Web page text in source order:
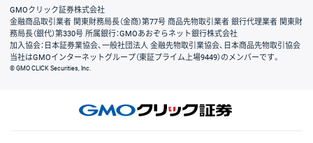
GMOクリック証券株式会社
金融商品取引業者 関東財務局長（金商）第77号 商品先物取引業者 銀行代理業者 関東財
務局長（銀代）第330号 所属銀行：GMOあおぞらネット銀行株式会社
加入協会：日本証券業協会、一般社団法人 金融先物取引業協会、日本商品先物取引協会
当社はGMOインターネットグループ（東証プライム上場9449）のメンバーです。
© GMO CLICK Securities, Inc.